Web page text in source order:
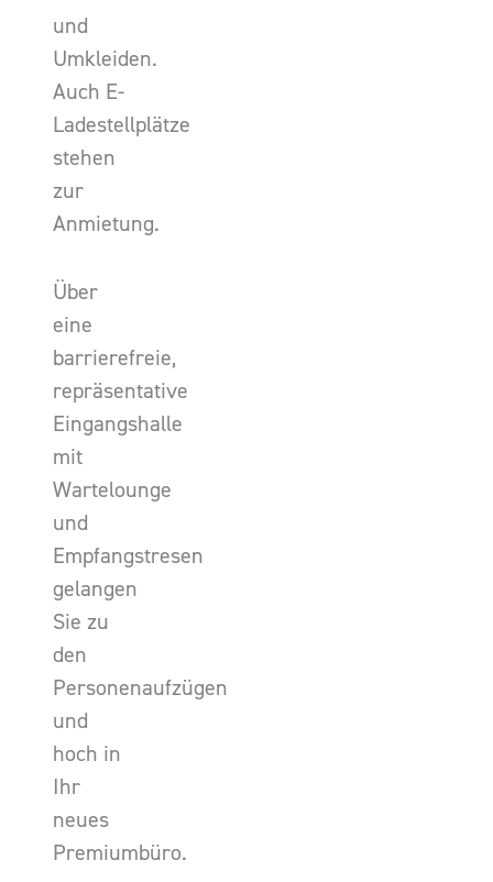
und
Umkleiden.
Auch E-
Ladestellplätze
stehen
zur
Anmietung.
Über
eine
barrierefreie,
repräsentative
Eingangshalle
mit
Wartelounge
und
Empfangstresen
gelangen
Sie zu
den
Personenaufzügen
und
hoch in
Ihr
neues
Premiumbüro.